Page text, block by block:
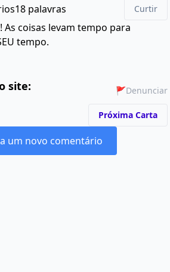
18 palavras Curtir
As coisas levam tempo para
tempo.
site: 🚩Denunciar
Próxima Carta
um novo comentário